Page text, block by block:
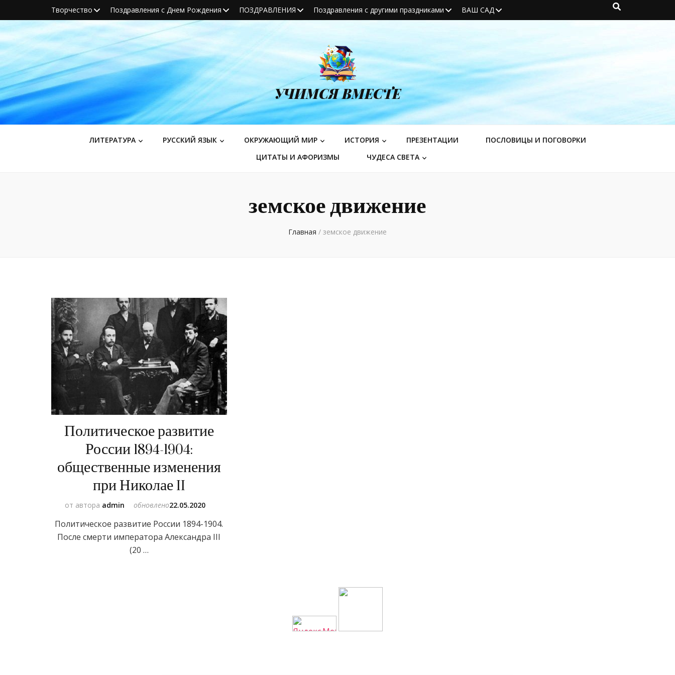
Творчество Поздравления с Днем Рождения ПОЗДРАВЛЕНИЯ Поздравления с другими праздниками ВАШ САД
УЧИМСЯ ВМЕСТЕ
ЛИТЕРАТУРА РУССКИЙ ЯЗЫК ОКРУЖАЮЩИЙ МИР ИСТОРИЯ ПРЕЗЕНТАЦИИ
ПОСЛОВИЦЫ И ПОГОВОРКИ
ЦИТАТЫ И АФОРИЗМЫ
ЧУДЕСА СВЕТА
земское движение
Главная / земское движение
Политическое развитие
России 1894-1904:
общественные изменения
при Николае II
от автора admin обновлено22.05.2020
Политическое развитие России 1894-1904.
После смерти императора Александра III
(20 …